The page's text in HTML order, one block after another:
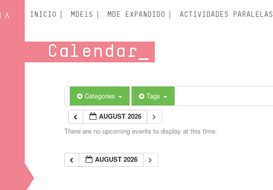
INICIO MDE15 MDE EXPANDIDO ACTIVIDADES PARALELAS
Calendar
Categories Tags
AUGUST 2026
There are no upcoming events to display at this time.
AUGUST 2026